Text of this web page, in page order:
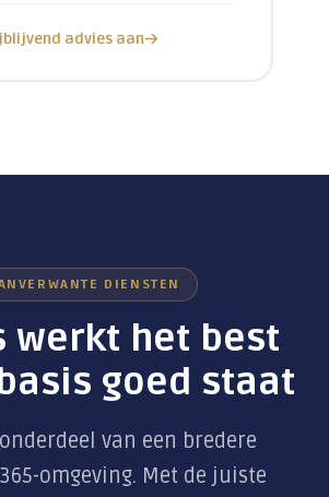
advies aan
DIENSTEN
werkt het best
goed staat
van een bredere
omgeving. Met de juiste